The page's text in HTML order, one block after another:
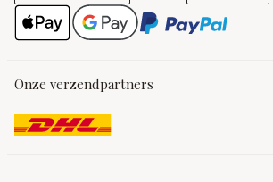
Onze verzendpartners